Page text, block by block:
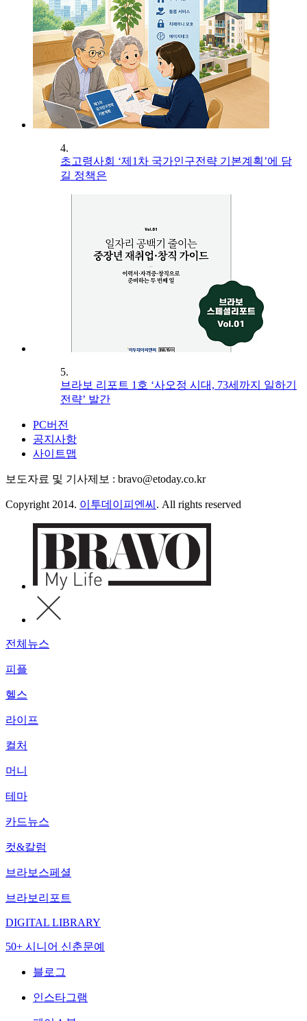
4.
초고령사회 ‘제1차 국가인구전략 기본계획’에 담
길 정책은
5.
브라보 리포트 1호 ‘사오정 시대, 73세까지 일하기
전략’ 발간
PC버전
공지사항
사이트맵
보도자료 및 기사제보 : bravo@etoday.co.kr
Copyright 2014. 이투데이피엔씨 . All rights reserved
전체뉴스
피플
헬스
라이프
컬처
머니
테마
카드뉴스
컷&칼럼
브라보스페셜
브라보리포트
DIGITAL LIBRARY
50+ 시니어 신춘문예
블로그
인스타그램